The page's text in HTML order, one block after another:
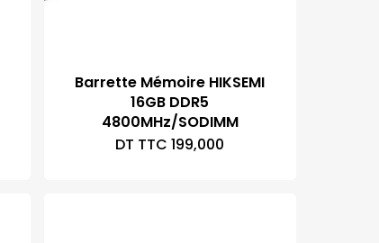
Barrette Mémoire HIKSEMI
16GB DDR5
4800MHz/SODIMM
DT TTC 199,000